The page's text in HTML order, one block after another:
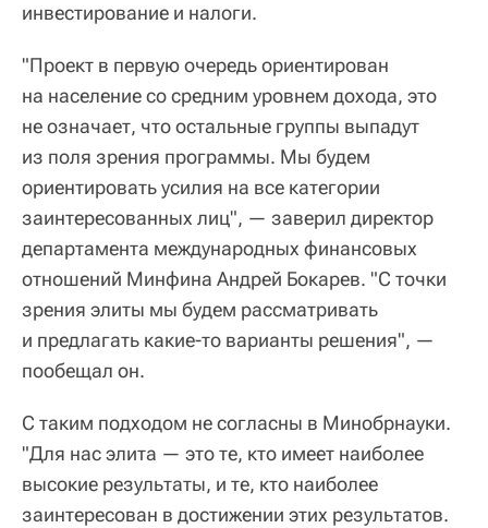
инвестирование и налоги.
"Проект в первую очередь ориентирован
на население со средним уровнем дохода, это
не означает, что остальные группы выпадут
из поля зрения программы. Мы будем
ориентировать усилия на все категории
заинтересованных лиц", — заверил директор
департамента международных финансовых
отношений Минфина Андрей Бокарев. "С точки
зрения элиты мы будем рассматривать
и предлагать какие-то варианты решения", —
пообещал он.
С таким подходом не согласны в Минобрнауки.
"Для нас элита — это те, кто имеет наиболее
высокие результаты, и те, кто наиболее
заинтересован в достижении этих результатов.